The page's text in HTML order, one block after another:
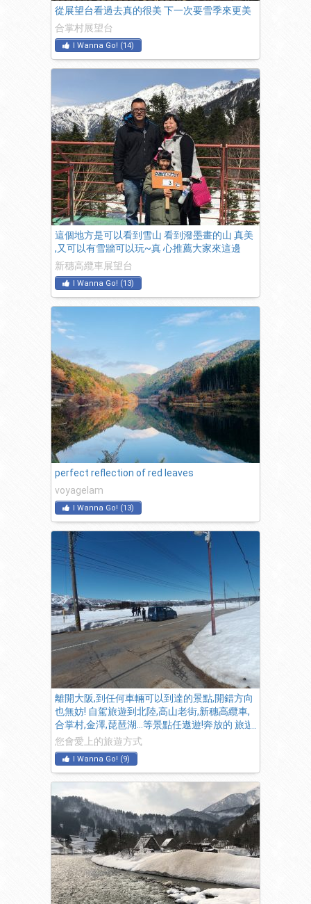
從展望台看過去真的很美 下一次要雪季來更美
合掌村展望台
I Wanna Go! (14)
這個地方是可以看到雪山 看到潑墨畫的山 真美
,又可以有雪牆可以玩~真 心推薦大家來這邊
新穗高纜車展望台
I Wanna Go! (13)
perfect reflection of red leaves
voyagelam
I Wanna Go! (13)
離開大阪,到任何車輛可以到達的景點,開錯方向
也無妨! 自駕旅遊到北陸,高山老街,新穗高纜車,
合掌村,金澤,琵琶湖…等景點任遨遊!奔放的 旅遊
行程,無拘無束!真棒!
您會愛上的旅遊方式
I Wanna Go! (9)